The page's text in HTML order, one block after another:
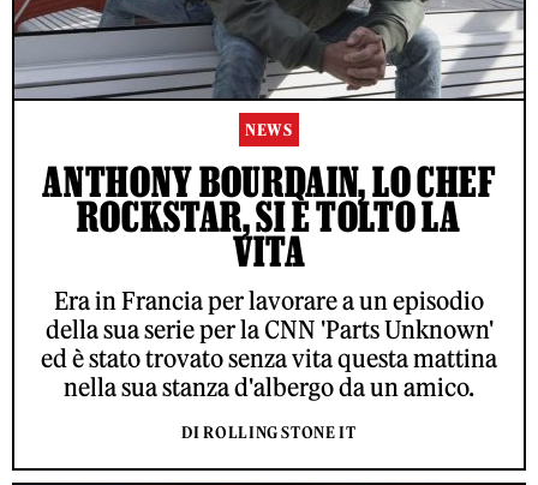
NEWS
ANTHONY BOURDAIN, LO CHEF
ROCKSTAR, SI È TOLTO LA
VITA
Era in Francia per lavorare a un episodio
della sua serie per la CNN 'Parts Unknown'
ed è stato trovato senza vita questa mattina
nella sua stanza d'albergo da un amico.
DI ROLLING STONE IT